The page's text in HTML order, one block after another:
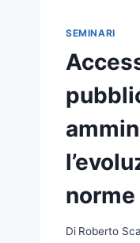
SEMINARI
Di Roberto